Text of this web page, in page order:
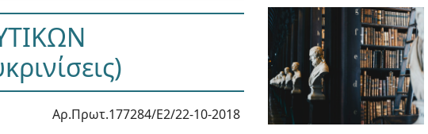
Αρ.Πρωτ.177284/Ε2/22-10-2018